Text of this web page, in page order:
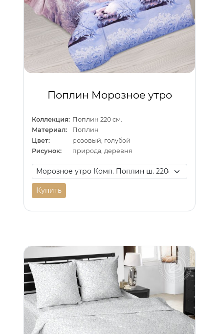
Поплин Морозное утро
Коллекция: Поплин 220 см.
Материал:
Поплин
Цвет:
розовый, голубой
Рисунок:
природа, деревня
Купить